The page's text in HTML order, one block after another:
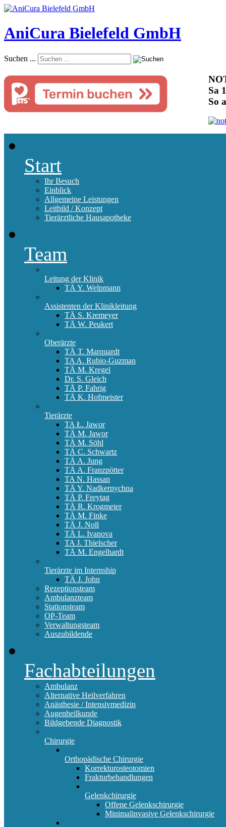
AniCura Bielefeld GmbH
Suchen ...
Sa
So
Start
Ihr Besuch
Einblick
Allgemeine Leistungen
Leitbild / Konzept
Tierärztliche Hausapotheke
Team
Leitung der Klinik
TÄ Y. Welpmann
Assistenten der Klinikleitung
TÄ S. Kremeyer
TÄ W. Peukert
Oberärzte
TÄ T. Marquardt
TA A. Rubio-Guzman
TÄ M. Kregel
Dr. S. Gleich
TÄ P. Fahrig
TÄ K. Hofmeister
Tierärzte
TA Ł. Jawor
TÄ M. Jawor
TÄ M. Söhl
TÄ C. Schwartz
TÄ A. Jung
TÄ A. Franzpötter
TA N. Hassan
TÄ Y. Nadkernychna
TÄ P. Freytag
TÄ R. Krogmeier
TÄ M. Finke
TÄ J. Noll
TÄ L. Ivanova
TA J. Thielscher
TÄ M. Engelhardt
Tierärzte im Internship
TÄ J. John
Rezeptionsteam
Ambulanzteam
Stationsteam
OP-Team
Verwaltungsteam
Auszubildende
Fachabteilungen
Ambulanz
Alternative Heilverfahren
Anästhesie / Intensivmedizin
Augenheilkunde
Bildgebende Diagnostik
Chirurgie
Orthopädische Chirurgie
Korrekturosteotomien
Frakturbehandlungen
Gelenkchirurgie
Offene Gelenkschirurgie
Minimalinvasive Gelenkschirurgie